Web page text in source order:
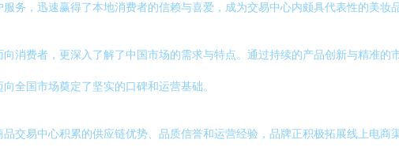
务，迅速赢得了本地消费者的信赖与喜爱，成为交易中心内颇具代表性的美妆
消费者，更深入了解了中国市场的需求与特点。通过持续的产品创新与精准的
全国市场奠定了坚实的口碑和运营基础。
交易中心积累的供应链优势、品质信誉和运营经验，品牌正积极拓展线上电商